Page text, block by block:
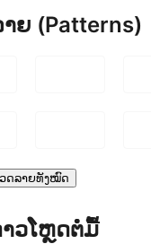
ຍ (Patterns)
ດລາຍທັງໝົດ
ວໂຫຼດຕໍ່ມື້